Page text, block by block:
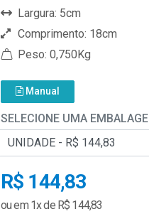
Largura: 5cm
Comprimento: 18cm
Peso: 0,750Kg
Manual
SELECIONE UMA
R$ 144,83
ou em 1x de R$ 144,83